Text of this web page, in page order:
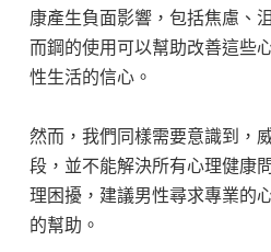
康產生負面影響，包括焦慮、
而鋼的使用可以幫助改善這些
性生活的信心。
然而，我們同樣需要意識到，
段，並不能解決所有心理健康
理困擾，建議男性尋求專業的
的幫助。